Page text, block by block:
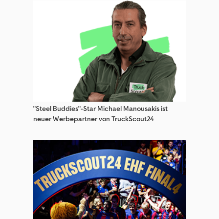
Sonstige Baukompressor
Sonstige Betonpumpe
Sonstige Forstfahrzeuge
Sonstige Lkw Betonpumpe
Sonstige Mobilbagger
Sonstige Pferdetransporter / Viehtransporter
Sonstige Pflanzenschutzmaschinen
"Steel Buddies"-Star Michael Manousakis ist
neuer Werbepartner von TruckScout24